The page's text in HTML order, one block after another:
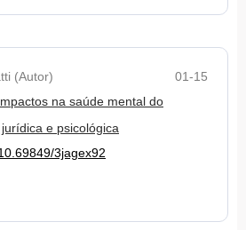
(Autor)
01-15
na saúde mental do
e psicológica
3jagex92